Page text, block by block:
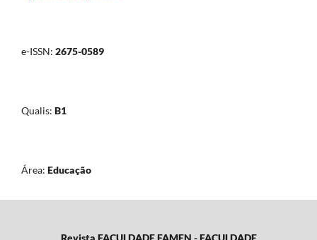
e-ISSN: 2675-0589
Qualis: B1
Área: Educação
Revista FACULDADE FAMEN - FACULDADE